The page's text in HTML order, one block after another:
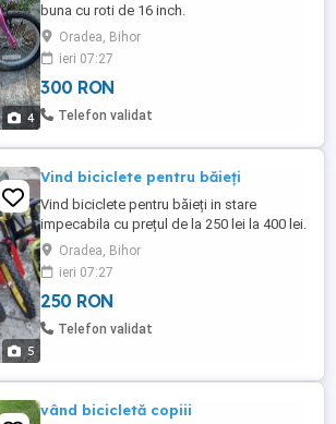
4
buna cu roti de 16 inch.
Oradea, Bihor
ieri 07:27
300 RON
Telefon validat
5
Vind biciclete pentru băieți
Vind biciclete pentru băieți in stare
impecabila cu prețul de la 250 lei la 400 lei.
Oradea, Bihor
ieri 07:27
250 RON
Telefon validat
vând bicicletă copiii